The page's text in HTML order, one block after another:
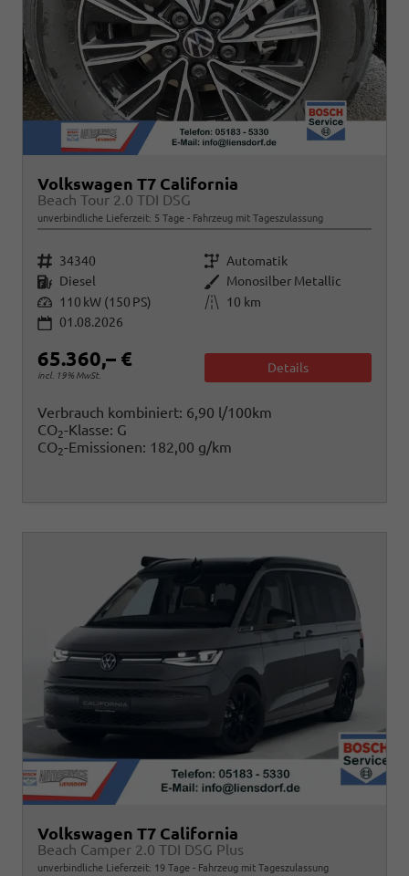
Volkswagen T7 California
Beach Tour 2.0 TDI DSG
unverbindliche Lieferzeit: 5 Tage Fahrzeug mit Tageszulassung
Fahrzeugnr. 34340 Getriebe Automatik
Kraftstoff Diesel Außenfarbe Monosilber Metallic
Leistung 110 kW (150 PS) Kilometerstand
10 km
01.08.2026
65.360,– €
incl. 19% MwSt.
Details
Verbrauch kombiniert: 6,90 l/100km
CO2-Klasse: G
CO2-Emissionen: 182,00 g/km
Volkswagen T7 California
Beach Camper 2.0 TDI DSG Plus
unverbindliche Lieferzeit: 19 Tage Fahrzeug mit Tageszulassung